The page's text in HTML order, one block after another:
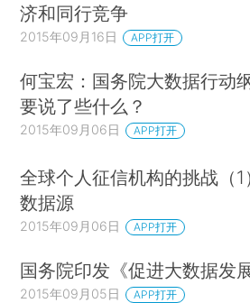
济和同行竞争
2015年09月16日 APP打开
何宝宏：国务院大数据行动
要说了些什么？
2015年09月06日 APP打开
全球个人征信机构的挑战（
数据源
2015年09月06日 APP打开
国务院印发《促进大数据发
2015年09月05日 APP打开